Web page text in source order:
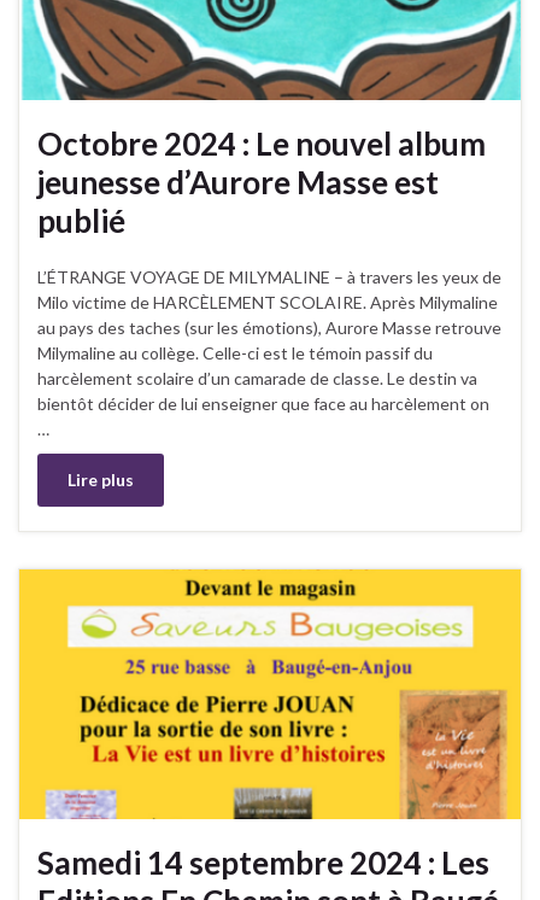
Octobre 2024 : Le nouvel album
jeunesse d’Aurore Masse est
publié
L’ÉTRANGE VOYAGE DE MILYMALINE – à travers les yeux de
Milo victime de HARCÈLEMENT SCOLAIRE. Après Milymaline
au pays des taches (sur les émotions), Aurore Masse retrouve
Milymaline au collège. Celle-ci est le témoin passif du
harcèlement scolaire d’un camarade de classe. Le destin va
bientôt décider de lui enseigner que face au harcèlement on
…
Lire plus
Samedi 14 septembre 2024 : Les